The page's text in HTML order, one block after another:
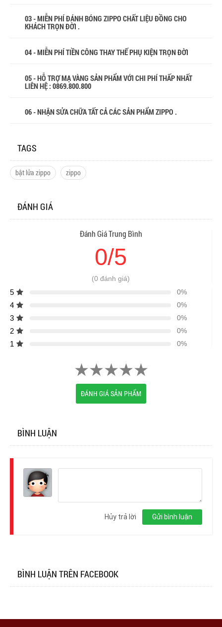
03 - MIỄN PHÍ ĐÁNH BÓNG ZIPPO CHẤT LIỆU ĐỒNG CHO
KHÁCH TRỌN ĐỜI .
04 - MIỄN PHÍ TIỀN CÔNG THAY THẾ PHỤ KIỆN TRỌN ĐỜI
05 - HỖ TRỢ MẠ VÀNG SẢN PHẨM VỚI CHI PHÍ THẤP NHẤT
LIÊN HỆ : 0869.800.800
06 - NHẬN SỬA CHỮA TẤT CẢ CÁC SẢN PHẨM ZIPPO .
TAGS
bật lửa zippo zippo
ĐÁNH GIÁ
Đánh Giá Trung Bình
0/5
(0 đánh giá)
5 0%
4 0%
3 0%
2 0%
1 0%
ĐÁNH GIÁ SẢN PHẨM
BÌNH LUẬN
Gửi bình luận
Hủy trả lời
BÌNH LUẬN TRÊN FACEBOOK